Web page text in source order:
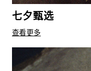
七夕甄选
查看更多